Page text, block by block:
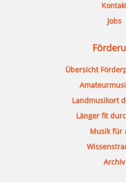
Jobs
Übersicht
Landmusikort
Länger fit
Musik für
Archiv